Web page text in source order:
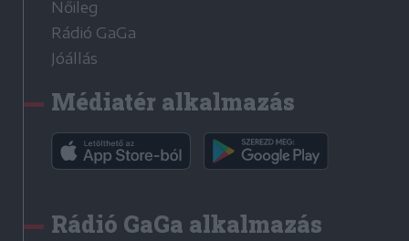
Nőileg
Rádió GaGa
Jóállás
Médiatér alkalmazás
Rádió GaGa alkalmazás